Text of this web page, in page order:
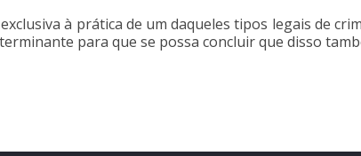
à prática de um daqueles tipos legais de
para que se possa concluir que disso